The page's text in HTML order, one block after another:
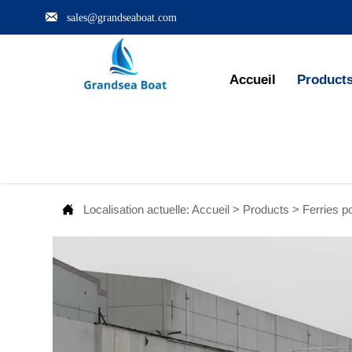
 sales@grandseaboat.com
Accueil
 Localisation actuelle: Accueil> Products > Ferries